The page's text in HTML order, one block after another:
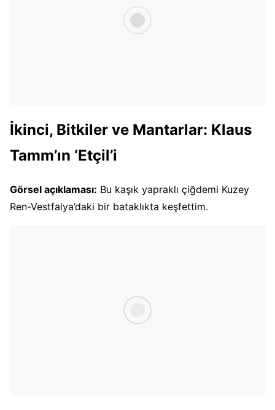
İkinci, Bitkiler ve Mantarlar: Klaus
Tamm’ın ‘Etçil’i
Görsel açıklaması: Bu kaşık yapraklı çiğdemi Kuzey
Ren-Vestfalya’daki bir bataklıkta keşfettim.